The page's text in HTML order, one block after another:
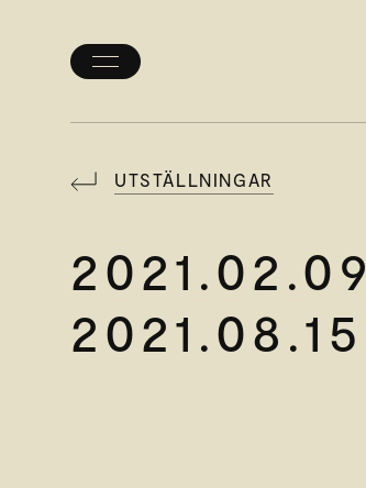
Öppna/stäng
UTSTÄLLNINGAR
2021.02.09
2021.08.15